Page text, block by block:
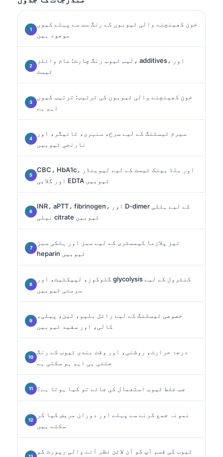
خون کھینچنے والی ٹیوبوں کے رنگ سب سے پہلے کیوں
موجود ہیں
لیب ٹیوب رنگ چارٹ: عام وائلز، additives، اور
ٹیسٹ
خون کھینچنے والی ٹیوبوں کی ترتیب: ترتیب کیوں
اہم ہے
سیرم ٹیسٹنگ کے لیے سرخ، سنہری، ٹائیگر، اور
نارنجی ٹیوبیں
CBC، HbA1c، اور بلڈ بینک ٹیسٹ کے لیے لیوینڈر
اور گلابی EDTA ٹیوبیں
INR، aPTT، fibrinogen، اور D-dimer کے لیے ہلکی
نیلی citrate ٹیوبیں
تیز پلازما کیمسٹری کے لیے سبز اور ہلکی سبز
heparin ٹیوبیں
گلوکوز، لییکٹیٹ، اور glycolysis کنٹرول کے لیے
سرمئی ٹیوبیں
خصوصی ٹیسٹنگ کے لیے رائل بلیو، ٹین، پیلی،
کالی، اور سفید ٹیوبیں
درجۂ حرارت، روشنی، اور وقت بندی ٹیوب کے رنگ
جتنی ہی اہم ہو سکتی ہے
جب غلط ٹیوب استعمال کی جائے تو کیا ہوتا ہے؟
نمونہ جمع کرنے سے پہلے اور دوران مریض کیا کر
سکتے ہیں
ٹیوب کی قسم آپ کو آن لائن نظر آنے والی رپورٹ کو